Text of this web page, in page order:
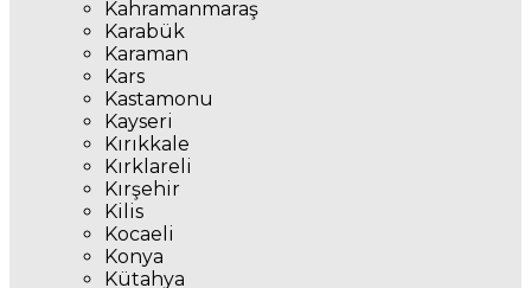
Kahramanmaraş
Karabük
Karaman
Kars
Kastamonu
Kayseri
Kırıkkale
Kırklareli
Kırşehir
Kilis
Kocaeli
Konya
Kütahya